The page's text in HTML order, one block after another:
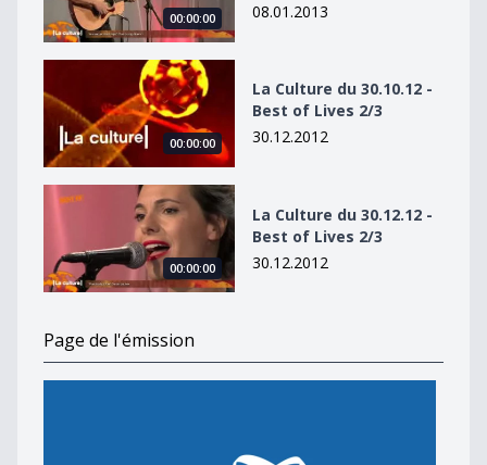
00:00:00
08.01.2013
La Culture du 30.10.12 - Best of Lives 2/3
00:00:00
La Culture du 30.10.12 -
Best of Lives 2/3
30.12.2012
La Culture du 30.12.12 - Best of Lives 2/3
00:00:00
La Culture du 30.12.12 -
Best of Lives 2/3
30.12.2012
Page de l'émission